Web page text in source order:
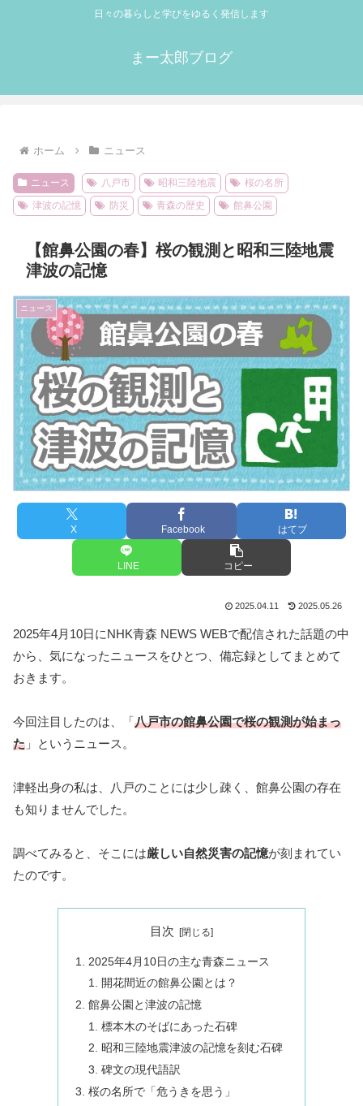
日々の暮らしと学びをゆるく発信します
まー太郎ブログ
ホーム ニュース
ニュース 八戸市 昭和三陸地震
桜の名所
津波の記憶
防災 青森の歴史 館鼻公園
【館鼻公園の春】桜の観測と昭和三陸地震
津波の記憶
ニュース
X Facebook はてブ
LINE コピー
2025.04.11 2025.05.26
2025年4月10日にNHK青森 NEWS WEBで配信された話題の中
から、気になったニュースをひとつ、備忘録としてまとめて
おきます。
今回注目したのは、「八戸市の館鼻公園で桜の観測が始まっ
た 」というニュース。
津軽出身の私は、八戸のことには少し疎く、館鼻公園の存在
も知りませんでした。
調べてみると、そこには厳しい自然災害の記憶が刻まれてい
たのです。
目次
2025年4月10日の主な青森ニュース
開花間近の館鼻公園とは？
館鼻公園と津波の記憶
標本木のそばにあった石碑
昭和三陸地震津波の記憶を刻む石碑
碑文の現代語訳
桜の名所で「危うきを思う」